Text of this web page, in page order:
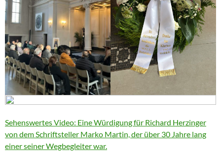
Sehenswertes Video: Eine Würdigung für Richard Herzinger
von dem Schriftsteller Marko Martin, der über 30 Jahre lang
einer seiner Wegbegleiter war.